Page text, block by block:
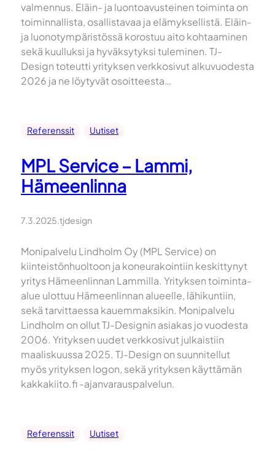
valmennus. Eläin- ja luontoavusteinen toiminta on
toiminnallista, osallistavaa ja elämyksellistä. Eläin-
ja luonotympäristössä korostuu aito kohtaaminen
sekä kuulluksi ja hyväksytyksi tuleminen. TJ-
Design toteutti yrityksen verkkosivut alkuvuodesta
2026 ja ne löytyvät osoitteesta…
Referenssit Uutiset
MPL Service – Lammi,
Hämeenlinna
7.3.2025.tjdesign
Monipalvelu Lindholm Oy (MPL Service) on
kiinteistönhuoltoon ja koneurakointiin keskittynyt
yritys Hämeenlinnan Lammilla. Yrityksen toiminta-
alue ulottuu Hämeenlinnan alueelle, lähikuntiin,
sekä tarvittaessa kauemmaksikin. Monipalvelu
Lindholm on ollut TJ-Designin asiakas jo vuodesta
2006. Yrityksen uudet verkkosivut julkaistiin
maaliskuussa 2025. TJ-Design on suunnitellut
myös yrityksen logon, sekä yrityksen käyttämän
kakkakiito.fi -ajanvarauspalvelun.
Referenssit Uutiset